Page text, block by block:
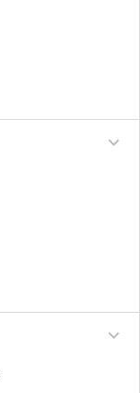
expand_more
expand_more